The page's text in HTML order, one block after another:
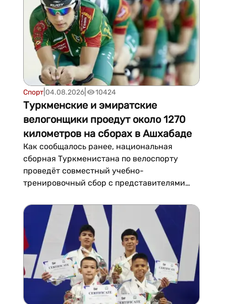
Спорт| 04.08.2026| 10424
Туркменские и эмиратские
велогонщики проедут около 1270
километров на сборах в Ашхабаде
Как сообщалось ранее, национальная
сборная Туркменистана по велоспорту
проведёт совместный учебно-
тренировочный сбор с представителями
Кабинета Министров Туркменистана были
доложены планы по проведению сборов, а...